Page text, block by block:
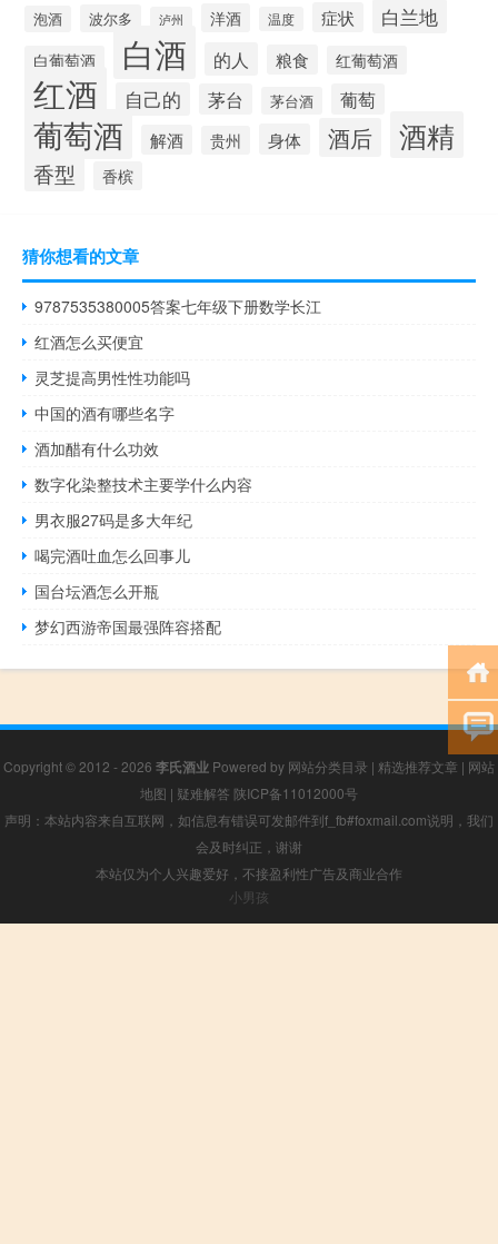
泡酒 波尔多 泸州 洋酒 温度 症状 白兰地
白葡萄酒 白酒 的人 粮食 红葡萄酒
红酒 自己的 茅台 茅台酒 葡萄
葡萄酒 解酒 贵州 身体 酒后 酒精
香型 香槟
猜你想看的文章
9787535380005答案七年级下册数学长江
红酒怎么买便宜
灵芝提高男性性功能吗
中国的酒有哪些名字
酒加醋有什么功效
数字化染整技术主要学什么内容
男衣服27码是多大年纪
喝完酒吐血怎么回事儿
国台坛酒怎么开瓶
梦幻西游帝国最强阵容搭配
Copyright © 2012 - 2026 李氏酒业 Powered by 网站分类目录 | 精选推荐文章 | 网站
地图 | 疑难解答 陕ICP备11012000号
声明：本站内容来自互联网，如信息有错误可发邮件到f_fb#foxmail.com说明，我们
会及时纠正，谢谢
本站仅为个人兴趣爱好，不接盈利性广告及商业合作
小男孩